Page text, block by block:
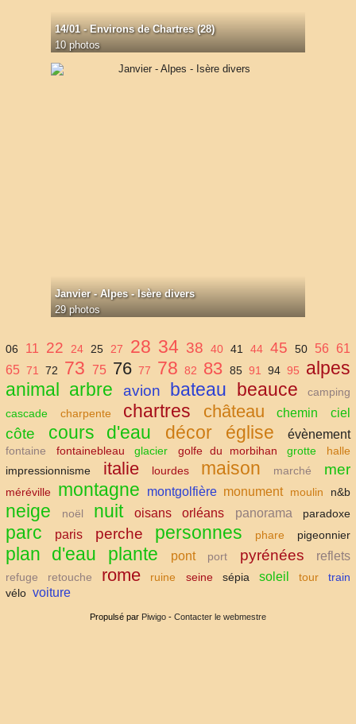
14/01 - Environs de Chartres (28)
10 photos
Janvier - Alpes - Isère divers
29 photos
06 11 22 24 25 27 28 34 38 40 41 44 45 50 56 61
65 71 72 73 75 76 77 78 82 83 85 91 94 95
alpes
animal arbre avion bateau beauce
camping
cascade
charpente chartres château chemin ciel
côte cours d'eau décor église évènement
fontaine fontainebleau glacier golfe du morbihan grotte
halle
impressionnisme
italie lourdes maison marché mer
méréville montagne montgolfière monument moulin n&b
neige noël nuit oisans orléans panorama paradoxe
parc paris perche personnes phare pigeonnier
plan d'eau plante pont port pyrénées reflets
refuge retouche rome ruine seine sépia soleil tour
train
vélo voiture
Propulsé par Piwigo - Contacter le webmestre